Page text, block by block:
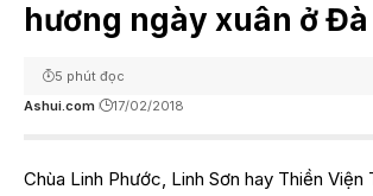
hương ngày xuân ở
Ashui.com 17/02/2018
5 phút đọc
Chùa Linh Phước, Linh Sơn hay Thiền Viện